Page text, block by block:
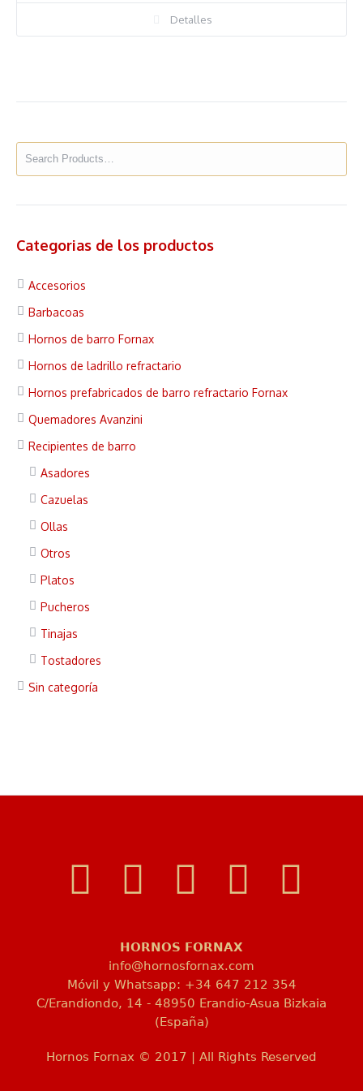
Detalles
Categorias de los productos
Accesorios
Barbacoas
Hornos de barro Fornax
Hornos de ladrillo refractario
Hornos prefabricados de barro refractario Fornax
Quemadores Avanzini
Recipientes de barro
Asadores
Cazuelas
Ollas
Otros
Platos
Pucheros
Tinajas
Tostadores
Sin categoría
HORNOS FORNAX
info@hornosfornax.com
Móvil y Whatsapp: +34 647 212 354
C/Erandiondo, 14 - 48950 Erandio-Asua Bizkaia
(España)
Hornos Fornax © 2017 | All Rights Reserved